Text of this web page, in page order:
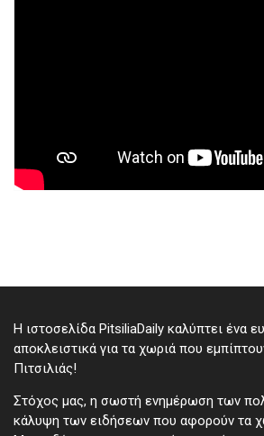
Η ιστοσελίδα PitsiliaDaily καλύπτει ένα
αποκλειστικά για τα χωριά που
Πιτσιλιάς!
Στόχος μας, η σωστή ενημέρωση των
κάλυψη των ειδήσεων που αφορούν τα